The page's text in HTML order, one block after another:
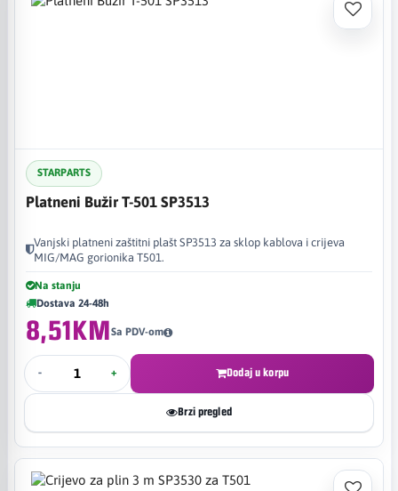
STARPARTS
Platneni Bužir T-501 SP3513
Vanjski platneni zaštitni plašt SP3513 za sklop kablova i crijeva
MIG/MAG gorionika T501.
Na stanju
Dostava 24-48h
8,51KMSa PDV-om
- + Dodaj u korpu
Brzi pregled